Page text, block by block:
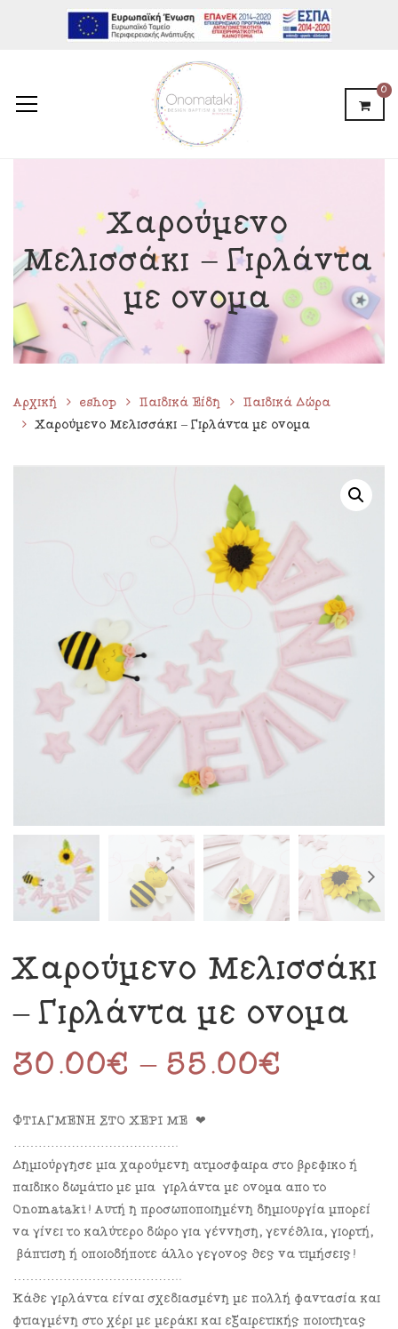
0
Χαρούμενο
Μελισσάκι – Γιρλάντα
με όνομα
Αρχική eshop Παιδικά Είδη
Παιδικά Δώρα
Χαρούμενο Μελισσάκι – Γιρλάντα με όνομα
Χαρούμενο Μελισσάκι
– Γιρλάντα με όνομα
30.00€ – 55.00€
ΦΤΙΑΓΜΕΝΗ ΣΤΟ ΧΕΡΙ ΜΕ ❤
………………………………….
Δημιούργησε μια χαρούμενη ατμόσφαιρα στο βρεφικό ή
παιδικό δωμάτιο με μια γιρλάντα με όνομα από το
Onomataki! Αυτή η προσωποποιημένη δημιουργία μπορεί
να γίνει το καλύτερο δώρο για γέννηση, γενέθλια, γιορτή,
βάπτιση ή οποιοδήποτε άλλο γεγονός θες να τιμήσεις!
…………………………………..
Κάθε γιρλάντα είναι σχεδιασμένη με πολλή φαντασία και
φτιαγμένη στο χέρι με μεράκι και εξαιρετικής ποιότητας